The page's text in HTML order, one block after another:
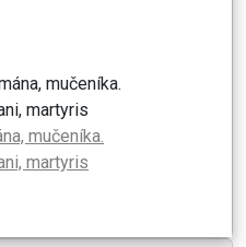
mučeníka.
martyris